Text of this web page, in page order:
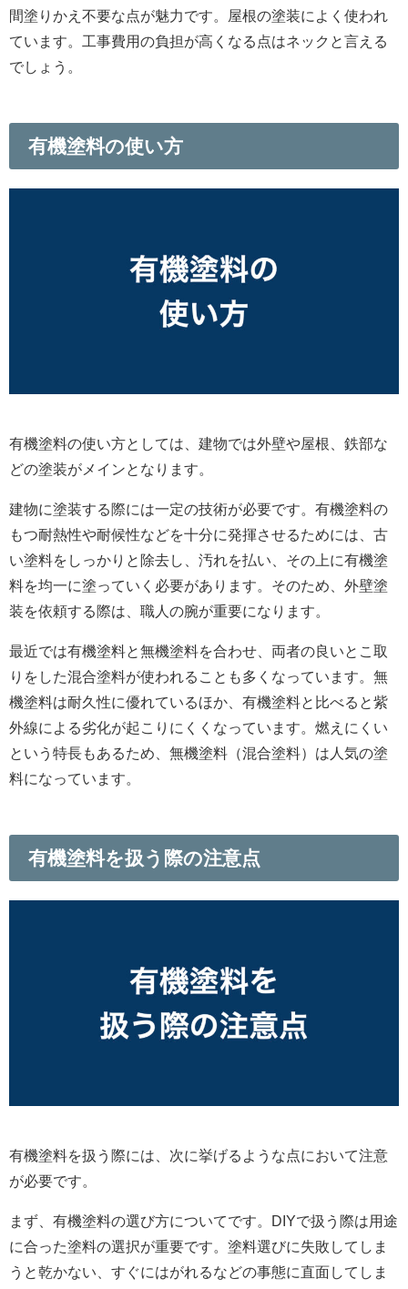
間塗りかえ不要な点が魅力です。屋根の塗装によく使われ
ています。工事費用の負担が高くなる点はネックと言える
でしょう。
有機塗料の使い方
有機塗料の使い方としては、建物では外壁や屋根、鉄部な
どの塗装がメインとなります。
建物に塗装する際には一定の技術が必要です。有機塗料の
もつ耐熱性や耐候性などを十分に発揮させるためには、古
い塗料をしっかりと除去し、汚れを払い、その上に有機塗
料を均一に塗っていく必要があります。そのため、外壁塗
装を依頼する際は、職人の腕が重要になります。
最近では有機塗料と無機塗料を合わせ、両者の良いとこ取
りをした混合塗料が使われることも多くなっています。無
機塗料は耐久性に優れているほか、有機塗料と比べると紫
外線による劣化が起こりにくくなっています。燃えにくい
という特長もあるため、無機塗料（混合塗料）は人気の塗
料になっています。
有機塗料を扱う際の注意点
有機塗料を扱う際には、次に挙げるような点において注意
が必要です。
まず、有機塗料の選び方についてです。DIYで扱う際は用途
に合った塗料の選択が重要です。塗料選びに失敗してしま
うと乾かない、すぐにはがれるなどの事態に直面してしま